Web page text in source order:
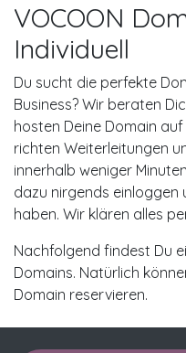
VOCOON
Individuell
Du sucht die perfekte
Business? Wir beraten
hosten Deine Domain
richten Weiterleitungen
innerhalb weniger
dazu nirgends einloggen
haben. Wir klären alles
Nachfolgend findest Du
Domains. Natürlich
Domain reservieren.